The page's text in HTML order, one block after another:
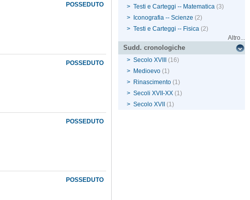
POSSEDUTO
POSSEDUTO
POSSEDUTO
POSSEDUTO
> Testi e Carteggi -- Matematica (3)
>
Iconografia -- Scienze (2)
> Testi e Carteggi -- Fisica (2)
Altro...
Sudd. cronologiche
> Secolo XVIII
(16)
> Medioevo (1)
> Rinascimento (1)
> Secoli XVII-XX (1)
> Secolo XVII (1)